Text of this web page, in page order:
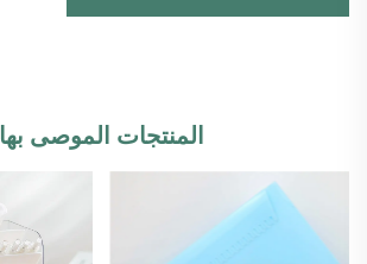
المنتجات الموصى بها